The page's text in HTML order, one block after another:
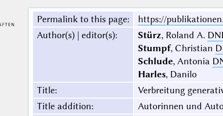
Permalink to this page:
https://
Author(s) | editor(s): Stürz, Roland A.
Stumpf, Christian
Schlude, Antonia
Harles, Danilo
Title:
Verbreitung
Title addition:
Autorinnen und